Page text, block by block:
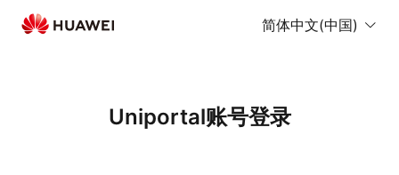
简体中文(中国)
Uniportal账号登录